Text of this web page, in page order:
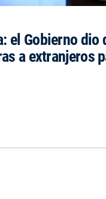
el Gobierno dio
a extranjeros